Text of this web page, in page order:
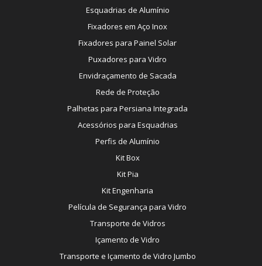
Esquadrias de Alumínio
Fixadores em Aço Inox
Fixadores para Painel Solar
Puxadores para Vidro
Envidraçamento de Sacada
Rede de Proteção
Palhetas para Persiana Integrada
Acessórios para Esquadrias
Perfis de Alumínio
Kit Box
Kit Pia
Kit Engenharia
Película de Segurança para Vidro
Transporte de Vidros
Içamento de Vidro
Transporte e Içamento de Vidro Jumbo